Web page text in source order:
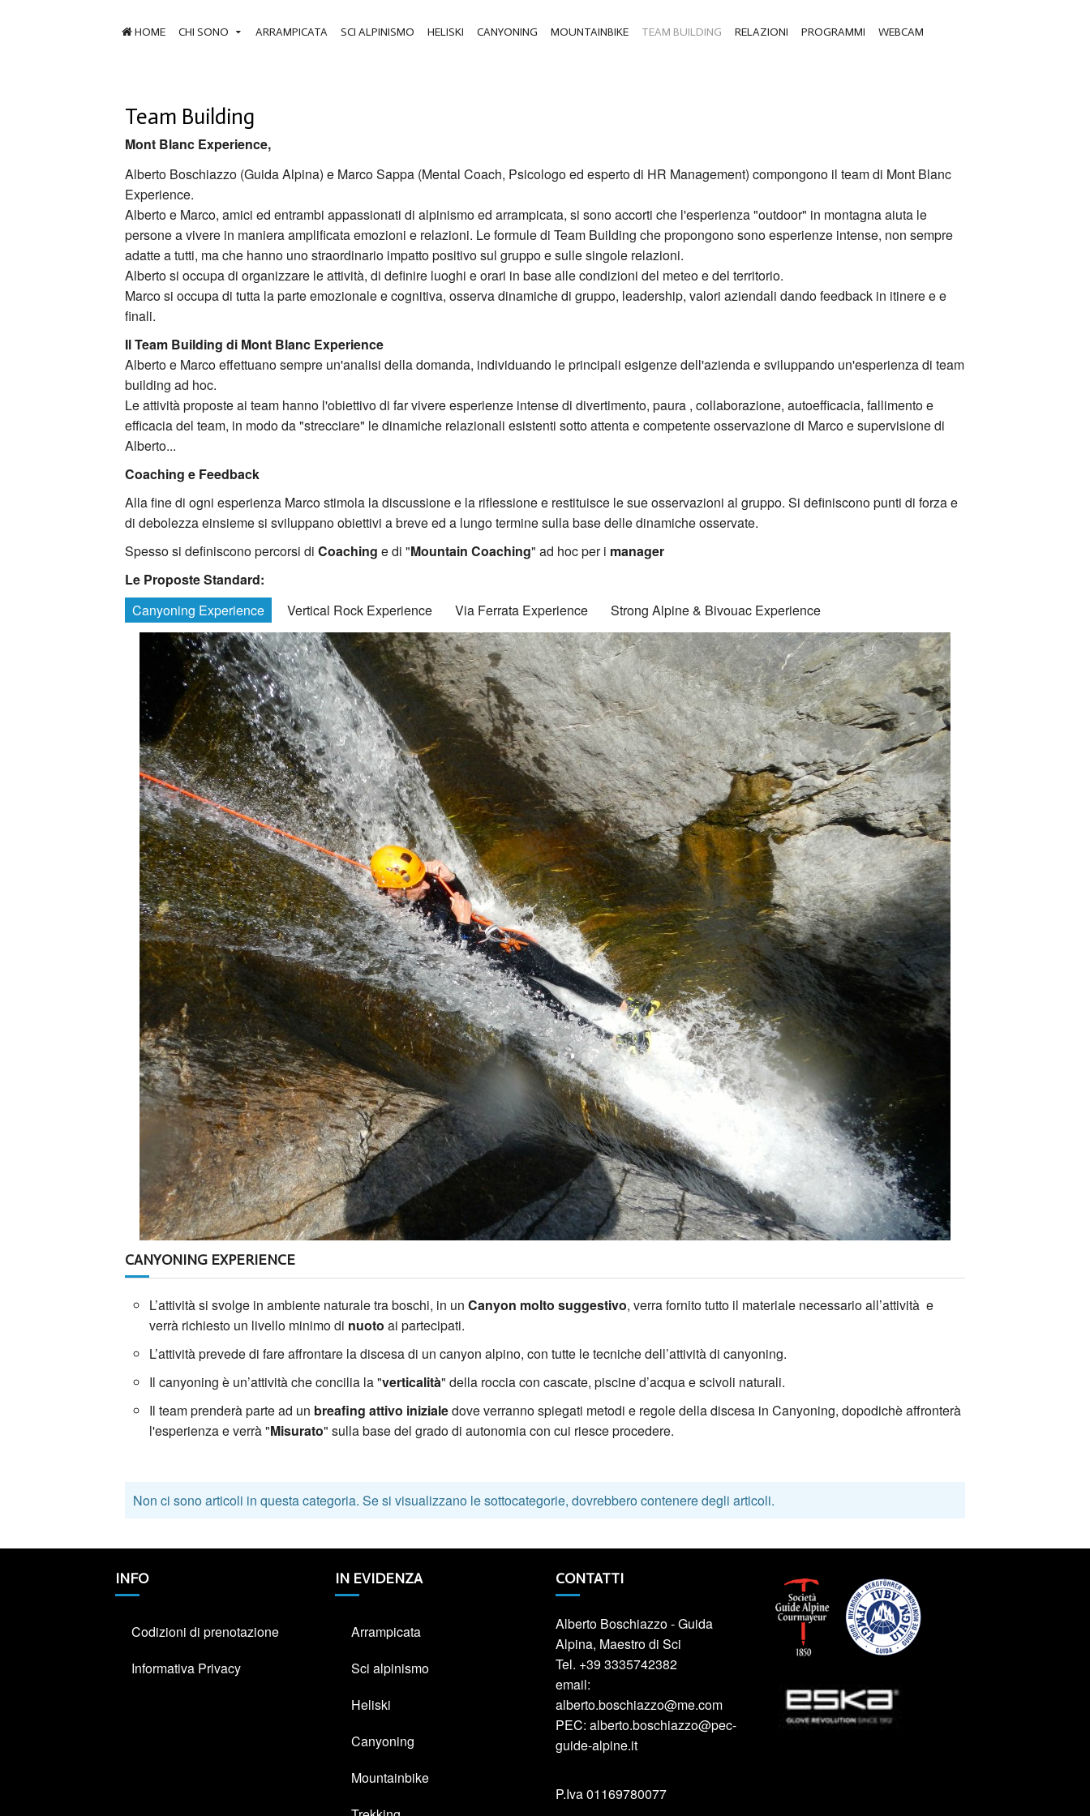
HOME CHI SONO ARRAMPICATA SCI ALPINISMO HELISKI CANYONING MOUNTAINBIKE TEAM BUILDING RELAZIONI PROGRAMMI WEBCAM
Team Building
Mont Blanc Experience,
Alberto Boschiazzo (Guida Alpina) e Marco Sappa (Mental Coach, Psicologo ed esperto di HR Management) compongono il team di Mont Blanc
Experience.
Alberto e Marco, amici ed entrambi appassionati di alpinismo ed arrampicata, si sono accorti che l'esperienza "outdoor" in montagna aiuta le
persone a vivere in maniera amplificata emozioni e relazioni. Le formule di Team Building che propongono sono esperienze intense, non sempre
adatte a tutti, ma che hanno uno straordinario impatto positivo sul gruppo e sulle singole relazioni.
Alberto si occupa di organizzare le attività, di definire luoghi e orari in base alle condizioni del meteo e del territorio.
Marco si occupa di tutta la parte emozionale e cognitiva, osserva dinamiche di gruppo, leadership, valori aziendali dando feedback in itinere e e
finali.
Il Team Building di Mont Blanc Experience
Alberto e Marco effettuano sempre un'analisi della domanda, individuando le principali esigenze dell'azienda e sviluppando un'esperienza di team
building ad hoc.
Le attività proposte ai team hanno l'obiettivo di far vivere esperienze intense di divertimento, paura , collaborazione, autoefficacia, fallimento e
efficacia del team, in modo da "strecciare" le dinamiche relazionali esistenti sotto attenta e competente osservazione di Marco e supervisione di
Alberto...
Coaching e Feedback
Alla fine di ogni esperienza Marco stimola la discussione e la riflessione e restituisce le sue osservazioni al gruppo. Si definiscono punti di forza e
di debolezza einsieme si sviluppano obiettivi a breve ed a lungo termine sulla base delle dinamiche osservate.
Spesso si definiscono percorsi di Coaching e di "Mountain Coaching" ad hoc per i manager
Le Proposte Standard:
Canyoning Experience
Vertical Rock Experience Via Ferrata Experience Strong Alpine & Bivouac Experience
CANYONING EXPERIENCE
L’attività si svolge in ambiente naturale tra boschi, in un Canyon molto suggestivo, verra fornito tutto il materiale necessario all’attività e
verrà richiesto un livello minimo di nuoto ai partecipati.
L’attività prevede di fare affrontare la discesa di un canyon alpino, con tutte le tecniche dell’attività di canyoning.
Il canyoning è un’attività che concilia la "verticalità" della roccia con cascate, piscine d’acqua e scivoli naturali.
Il team prenderà parte ad un breafing attivo inizialedove verranno spiegati metodi e regole della discesa in Canyoning, dopodichè affronterà
l'esperienza e verrà "Misurato" sulla base del grado di autonomia con cui riesce procedere.
Non ci sono articoli in questa categoria. Se si visualizzano le sottocategorie, dovrebbero contenere degli articoli.
INFO
Codizioni di prenotazione
Informativa Privacy
IN EVIDENZA
Arrampicata
Sci alpinismo
Heliski
Canyoning
Mountainbike
CONTATTI
Alberto Boschiazzo - Guida
Alpina, Maestro di Sci
Tel. +39 3335742382
email:
alberto.boschiazzo@me.com
PEC: alberto.boschiazzo@pec-
guide-alpine.it
P.Iva 01169780077